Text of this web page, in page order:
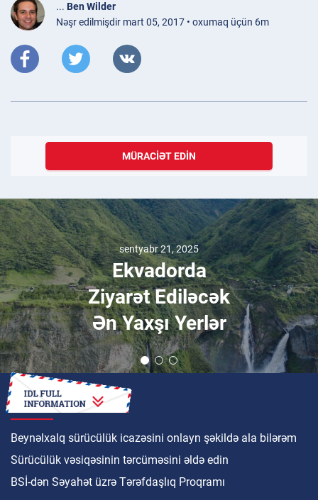
... Ben Wilder
Nəşr edilmişdir mart 05, 2017 • oxumaq üçün 6m
MÜRACIƏT EDIN
sentyabr 21, 2025
Ekvadorda
Ziyarət Ediləcək
Ən Yaxşı Yerlər
NECƏ
Beynəlxalq sürücülük icazəsini onlayn şəkildə ala bilərəm
Sürücülük vəsiqəsinin tərcüməsini əldə edin
BSİ-dən Səyahət üzrə Tərəfdaşlıq Proqramı